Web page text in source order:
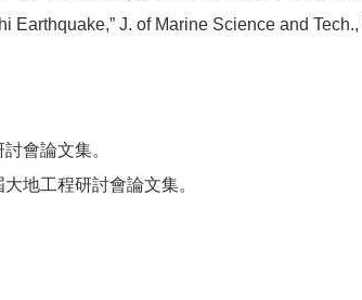
J. of Marine Science and
會論文集。
地工程研討會論文集。